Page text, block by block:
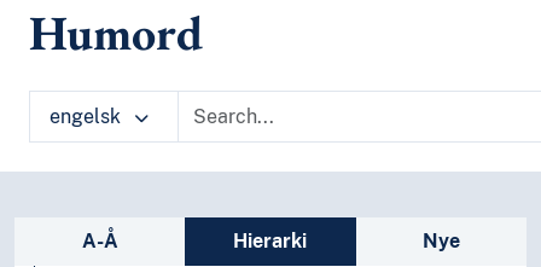
Humord
engelsk
Sidefelt: navigér i vokabularet på ulike
A-Å Hierarki
Nye